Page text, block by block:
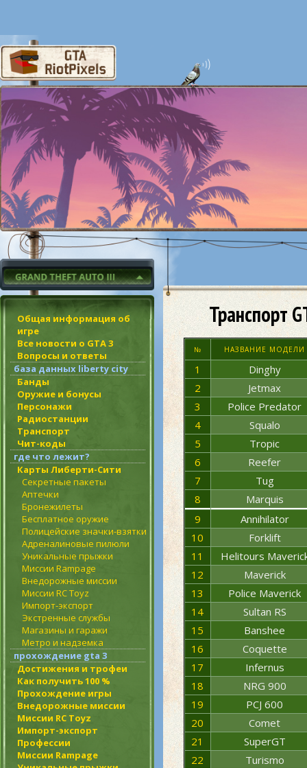
Общая информация об
игре
Все новости о GTA 3
Вопросы и ответы
база данных liberty city
Банды
Оружие и бонусы
Персонажи
Радиостанции
Транспорт
Чит-коды
где что лежит?
Карты Либерти-Сити
Секретные пакеты
Аптечки
Бронежилеты
Бесплатное оружие
Полицейские значки-взятки
Адреналиновые пилюли
Уникальные прыжки
Миссии Rampage
Внедорожные миссии
Миссии RC Toyz
Импорт-экспорт
Экстренные службы
Магазины и гаражи
Метро и надземка
прохождение gta 3
Достижения и трофеи
Как получить 100 %
Прохождение игры
Внедорожные миссии
Миссии RC Toyz
Импорт-экспорт
Профессии
Миссии Rampage
Транспорт
№ НАЗВАНИЕ МОДЕЛИ
1
Dinghy
2
Jetmax
3
Police Predator
4
Squalo
5
Tropic
6
Reefer
7
Tug
8
Marquis
9
Annihilator
10
Forklift
11
Helitours
12
Maverick
13
Police Maverick
14
Sultan RS
15
Banshee
16
Coquette
17
Infernus
18
NRG 900
19
PCJ 600
20
Comet
21
SuperGT
22
Turismo